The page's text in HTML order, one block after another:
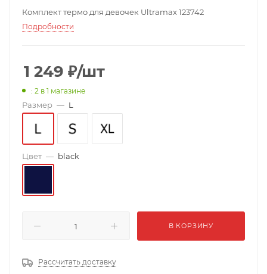
Комплект термо для девочек Ultramax 123742
Подробности
1 249 ₽/шт
: 2 в 1 магазине
Размер — L
Цвет — black
В КОРЗИНУ
Рассчитать доставку